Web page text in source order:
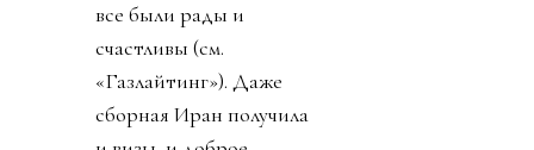
все были рады и
счастливы (см.
«Газлайтинг»). Даже
сборная Иран получила